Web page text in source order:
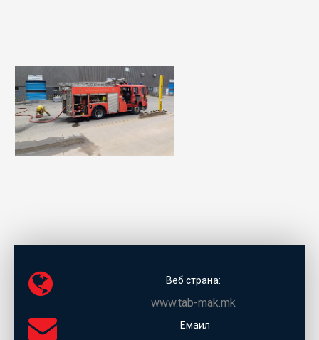
Веб страна:
www.tab-mak.mk
Емаил